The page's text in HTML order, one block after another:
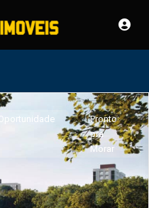
Oportunidade
Pronto
pra
Morar